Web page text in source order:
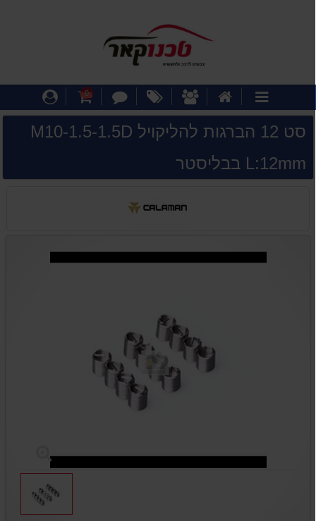
קטגוריותהבית
אודותינומבצעיםצור
קשר
עגלת
קניות
0
סט 12 הברגות להליקויל M10-1.5-1.5D
L:12mm בבליסטר